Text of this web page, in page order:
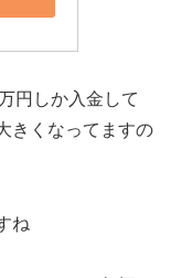
円しか入金して
きくなってますの
ね